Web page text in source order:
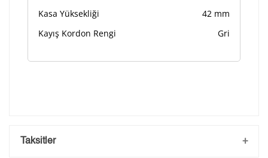
Kasa Yüksekliği
42 mm
Kayış Kordon Rengi
Gri
Taksitler